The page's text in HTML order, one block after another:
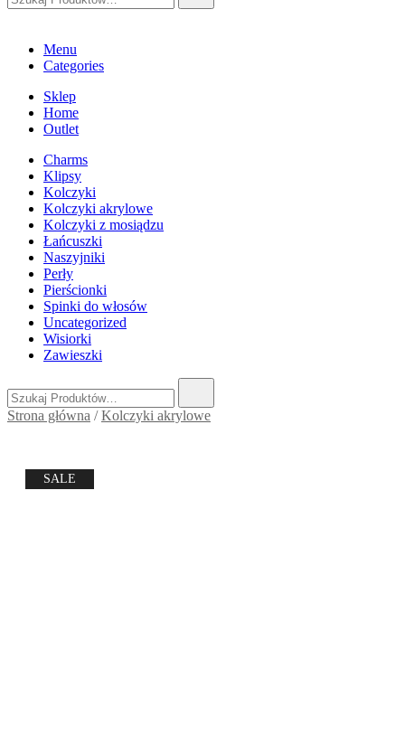
Menu
Categories
Sklep
Home
Outlet
Charms
Klipsy
Kolczyki
Kolczyki akrylowe
Kolczyki z mosiądzu
Łańcuszki
Naszyjniki
Perły
Pierścionki
Spinki do włosów
Uncategorized
Wisiorki
Zawieszki
Strona główna /Kolczyki akrylowe
SALE